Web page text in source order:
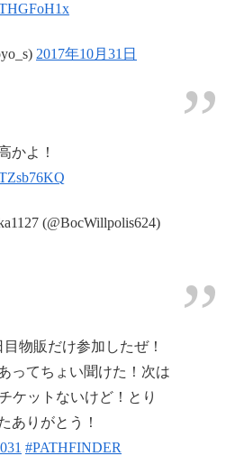
2017年10月31日
かよ！
(@BocWillpolis624)
物販だけ参加したぜ！
ってちょい聞けた！次は
ケットないけど！とり
ありがとう！
#PATHFINDER